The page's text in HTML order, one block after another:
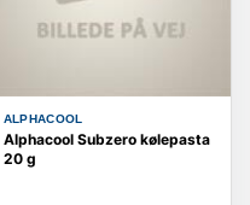
ALPHACOOL
Alphacool Subzero kølepasta
20 g